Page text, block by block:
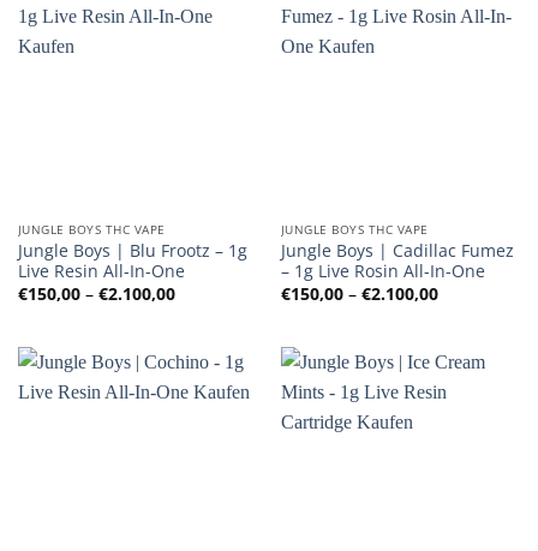
JUNGLE BOYS THC VAPE
Jungle Boys | Blu Frootz – 1g
Live Resin All-In-One
€150,00 – €2.100,00Preisspanne:
€150,00
JUNGLE BOYS THC VAPE
Jungle Boys | Cadillac Fumez
– 1g Live Rosin All-In-One
€150,00 – €2.100,00
€150,00